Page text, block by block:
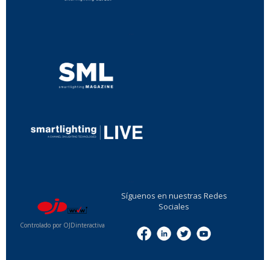
Controlado por OJDinteractiva
Síguenos en nuestras Redes
Sociales